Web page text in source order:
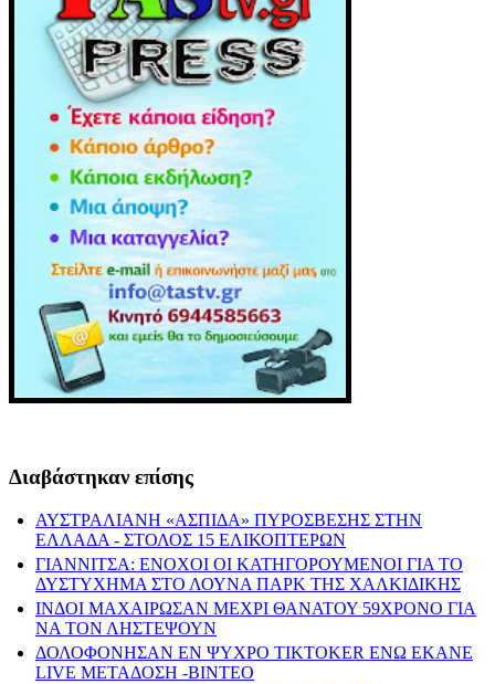
Διαβάστηκαν επίσης
ΑΥΣΤΡΑΛΙΑΝΗ «ΑΣΠΙΔΑ» ΠΥΡΟΣΒΕΣΗΣ ΣΤΗΝ
ΕΛΛΑΔΑ - ΣΤΟΛΟΣ 15 ΕΛΙΚΟΠΤΕΡΩΝ
ΓΙΑΝΝΙΤΣΑ: ΕΝΟΧΟΙ ΟΙ ΚΑΤΗΓΟΡΟΥΜΕΝΟΙ ΓΙΑ ΤΟ
ΔΥΣΤΥΧΗΜΑ ΣΤΟ ΛΟΥΝΑ ΠΑΡΚ ΤΗΣ ΧΑΛΚΙΔΙΚΗΣ
ΙΝΔΟΙ ΜΑΧΑΙΡΩΣΑΝ ΜΕΧΡΙ ΘΑΝΑΤΟΥ 59ΧΡΟΝΟ ΓΙΑ
ΝΑ ΤΟΝ ΛΗΣΤΕΨΟΥΝ
ΔΟΛΟΦΟΝΗΣΑΝ ΕΝ ΨΥΧΡΟ ΤIKTOKER ΕΝΩ ΕΚΑΝΕ
LIVE ΜΕΤΑΔΟΣΗ -ΒΙΝΤΕΟ